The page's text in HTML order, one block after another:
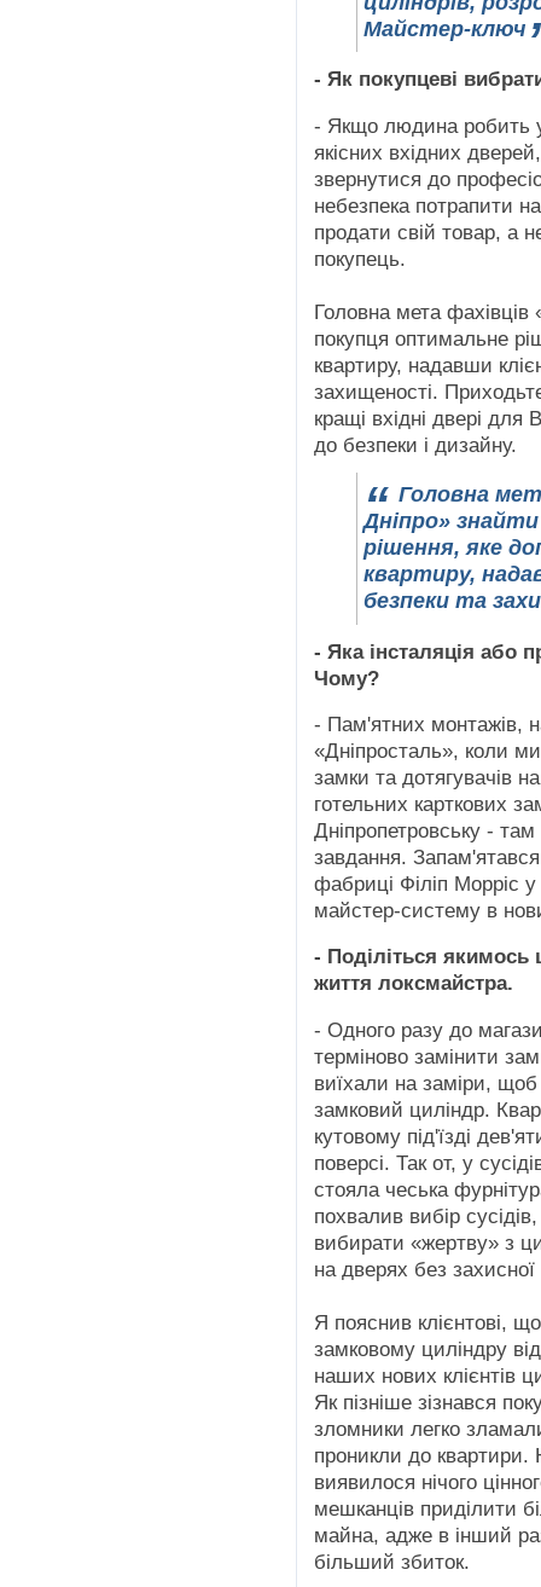
Майстер-ключ
- Як покупцеві
- Якщо людина робить
якісних вхідних
звернутися до
небезпека потрапити
продати свій товар, а
покупець.
Головна мета
покупця оптимальне
квартиру, надавши
захищеності.
кращі вхідні двері
до безпеки і дизайну.
Головна
Дніпро»
рішення, яке
квартиру,
безпеки та
- Яка інсталяція або
Чому?
- Пам'ятних монтажів,
«Дніпросталь», коли
замки та дотягувачів
готельних карткових
Дніпропетровську -
завдання.
фабриці Філіп Морріс
майстер-систему в
- Поділіться якимось
життя локсмайстра.
- Одного разу до
терміново замінити
виїхали на заміри, щоб
замковий циліндр.
кутовому під'їзді
поверсі. Так от, у
стояла чеська
похвалив вибір
вибирати «жертву» з
на дверях без
Я пояснив клієнтові,
замковому циліндру
наших нових клієнтів
Як пізніше зізнався
зломники легко
проникли до квартири.
виявилося нічого
мешканців приділити
майна, адже в інший
більший збиток.